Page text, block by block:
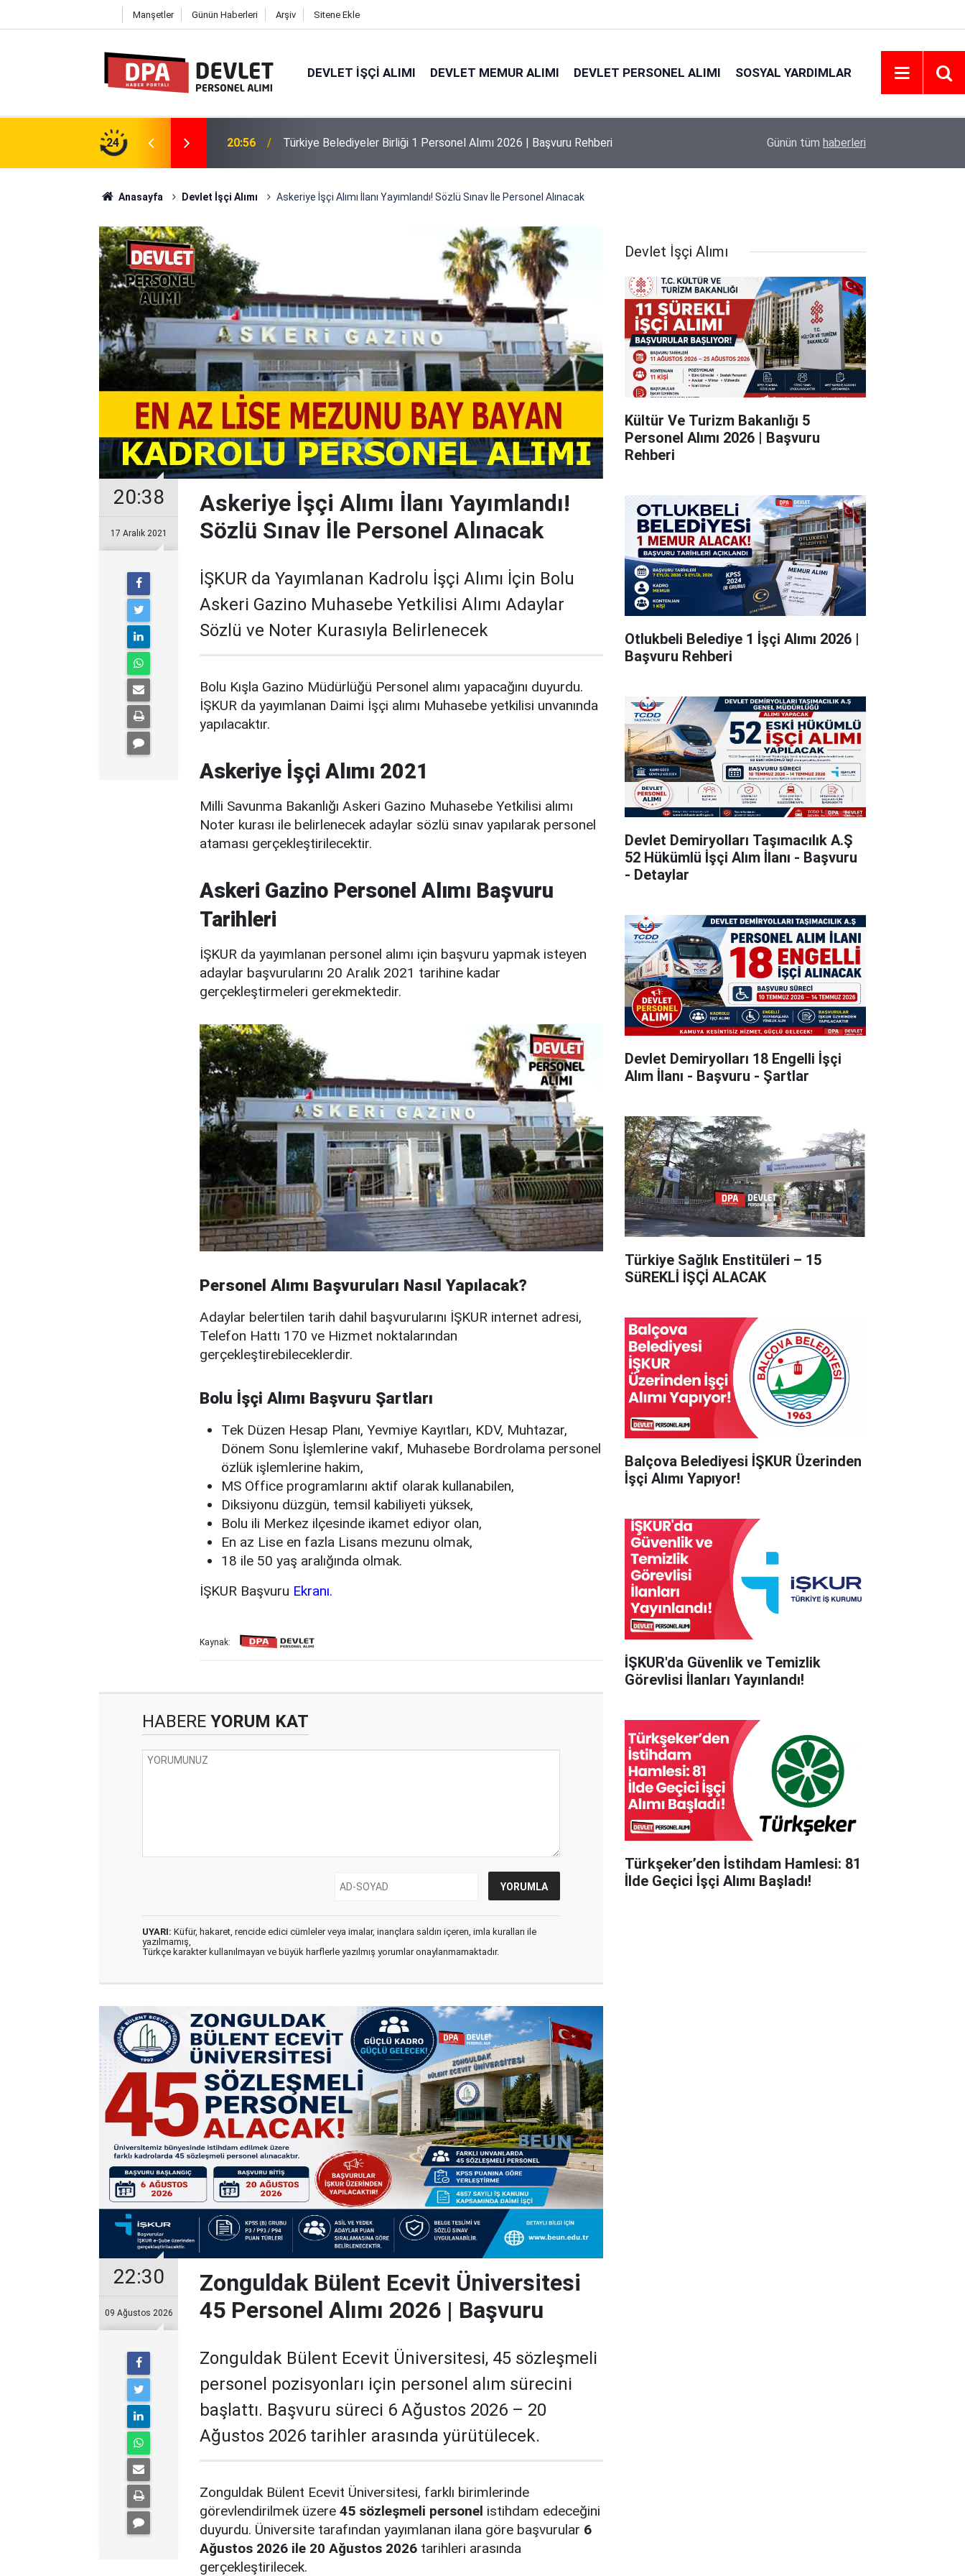
Manşetler Günün Haberleri Arşiv Sitene Ekle
DEVLET İŞÇI ALIMI DEVLET MEMUR ALIMI DEVLET PERSONEL ALIMI SOSYAL YARDIMLAR
24
Alımı 2026 | Başvuru Rehberi 20:27 Rize Belediye 1 Personel Alımı 2026 | Başvuru Rehberi Gebze Teknik Üniversitesi 5 Personel Alımı
Günün tüm haberleri
Anasayfa Devlet İşçi Alımı Askeriye İşçi Alımı İlanı Yayımlandı! Sözlü Sınav İle Personel Alınacak
20:38
17 Aralık 2021
Askeriye İşçi Alımı İlanı Yayımlandı!
Sözlü Sınav İle Personel Alınacak
İŞKUR da Yayımlanan Kadrolu İşçi Alımı İçin Bolu
Askeri Gazino Muhasebe Yetkilisi Alımı Adaylar
Sözlü ve Noter Kurasıyla Belirlenecek
Bolu Kışla Gazino Müdürlüğü Personel alımı yapacağını duyurdu.
İŞKUR da yayımlanan Daimi İşçi alımı Muhasebe yetkilisi unvanında
yapılacaktır.
Askeriye İşçi Alımı 2021
Milli Savunma Bakanlığı Askeri Gazino Muhasebe Yetkilisi alımı
Noter kurası ile belirlenecek adaylar sözlü sınav yapılarak personel
ataması gerçekleştirilecektir.
Askeri Gazino Personel Alımı Başvuru
Tarihleri
İŞKUR da yayımlanan personel alımı için başvuru yapmak isteyen
adaylar başvurularını 20 Aralık 2021 tarihine kadar
gerçekleştirmeleri gerekmektedir.
Personel Alımı Başvuruları Nasıl Yapılacak?
Adaylar belertilen tarih dahil başvurularını İŞKUR internet adresi,
Telefon Hattı 170 ve Hizmet noktalarından
gerçekleştirebileceklerdir.
Bolu İşçi Alımı Başvuru Şartları
Tek Düzen Hesap Planı, Yevmiye Kayıtları, KDV, Muhtazar,
Dönem Sonu İşlemlerine vakıf, Muhasebe Bordrolama personel
özlük işlemlerine hakim,
MS Office programlarını aktif olarak kullanabilen,
Diksiyonu düzgün, temsil kabiliyeti yüksek,
Bolu ili Merkez ilçesinde ikamet ediyor olan,
En az Lise en fazla Lisans mezunu olmak,
18 ile 50 yaş aralığında olmak.
İŞKUR Başvuru Ekranı.
Kaynak:
HABERE YORUM KAT
UYARI: Küfür, hakaret, rencide edici cümleler veya imalar, inançlara saldırı içeren, imla kuralları ile
yazılmamış,
Türkçe karakter kullanılmayan ve büyük harflerle yazılmış yorumlar onaylanmamaktadır.
22:30
09 Ağustos 2026
Zonguldak Bülent Ecevit Üniversitesi
45 Personel Alımı 2026 | Başvuru
Zonguldak Bülent Ecevit Üniversitesi, 45 sözleşmeli
personel pozisyonları için personel alım sürecini
başlattı. Başvuru süreci 6 Ağustos 2026 – 20
Ağustos 2026 tarihler arasında yürütülecek.
Zonguldak Bülent Ecevit Üniversitesi, farklı birimlerinde
görevlendirilmek üzere 45 sözleşmeli personel istihdam edeceğini
duyurdu. Üniversite tarafından yayımlanan ilana göre başvurular 6
Ağustos 2026 ile 20 Ağustos 2026 tarihleri arasında
gerçekleştirilecek.
Devlet İşçi Alımı
Kültür Ve Turizm Bakanlığı 5
Personel Alımı 2026 | Başvuru
Rehberi
Otlukbeli Belediye 1 İşçi Alımı 2026 |
Başvuru Rehberi
Devlet Demiryolları Taşımacılık A.Ş
52 Hükümlü İşçi Alım İlanı - Başvuru
- Detaylar
Devlet Demiryolları 18 Engelli İşçi
Alım İlanı - Başvuru - Şartlar
Türkiye Sağlık Enstitüleri – 15
SüREKLİ İŞÇİ ALACAK
Balçova Belediyesi İŞKUR Üzerinden
İşçi Alımı Yapıyor!
İŞKUR'da Güvenlik ve Temizlik
Görevlisi İlanları Yayınlandı!
Türkşeker’den İstihdam Hamlesi: 81
İlde Geçici İşçi Alımı Başladı!